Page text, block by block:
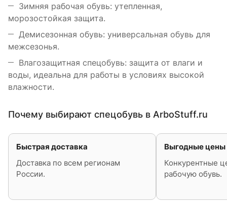
Зимняя рабочая обувь: утепленная,
морозостойкая защита.
Демисезонная обувь: универсальная обувь для
межсезонья.
Влагозащитная спецобувь: защита от влаги и
воды, идеальна для работы в условиях высокой
влажности.
Почему выбирают спецобувь в ArboStuff.ru
Быстрая доставка
Доставка по всем регионам
России.
Выгодные цены
Конкурентные
рабочую обувь.